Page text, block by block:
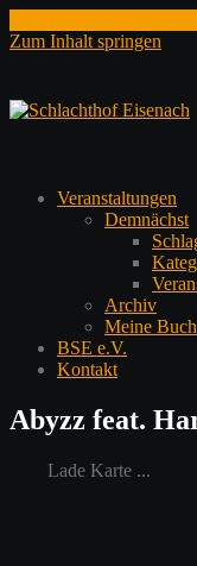
Zum Inhalt springen
Veranstaltungen
Demnächst
Archiv
Meine
BSE e.V.
Kontakt
Abyzz feat.
Lade Karte ...